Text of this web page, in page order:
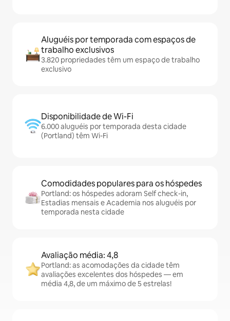
Aluguéis por temporada com espaços de
trabalho exclusivos
3.820 propriedades têm um espaço de trabalho
exclusivo
Disponibilidade de Wi-Fi
6.000 aluguéis por temporada desta cidade
(Portland) têm Wi-Fi
Comodidades populares para os hóspedes
Portland: os hóspedes adoram Self check-in,
Estadias mensais e Academia nos aluguéis por
temporada nesta cidade
Avaliação média: 4,8
Portland: as acomodações da cidade têm
avaliações excelentes dos hóspedes — em
média 4,8, de um máximo de 5 estrelas!